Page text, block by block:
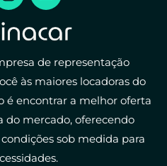
de representação
às maiores locadoras do
é encontrar a melhor oferta
do mercado, oferecendo
sob medida para